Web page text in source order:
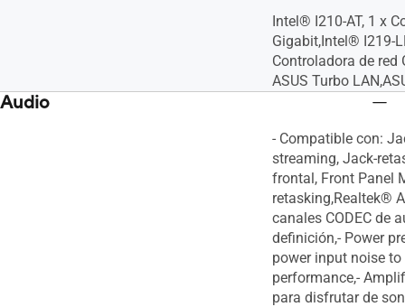
Intel® I210-AT, 1 x
Gigabit,Intel® I219-
Controladora de red
ASUS Turbo
Audio
- Compatible con:
streaming, Jack-
frontal, Front Panel
retasking,Realtek®
canales CODEC de
definición,- Power
power input noise
performance,-
para disfrutar de